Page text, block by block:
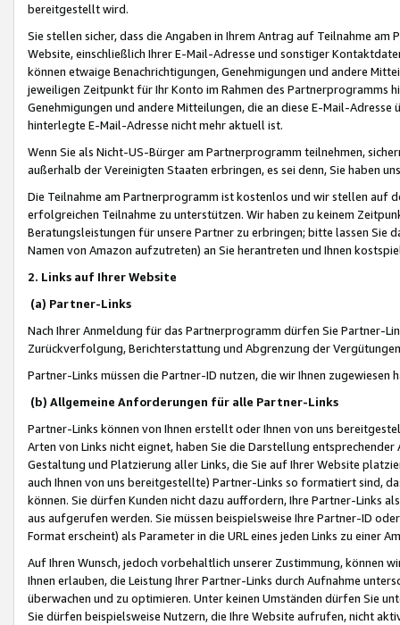
bereitgestellt wird.
Sie stellen sicher, dass die Angaben in Ihrem Antrag auf Teilnahme
Website, einschließlich Ihrer E-Mail-Adresse und sonstiger
können etwaige Benachrichtigungen, Genehmigungen und andere
jeweiligen Zeitpunkt für Ihr Konto im Rahmen des Partnerprogramms
Genehmigungen und andere Mitteilungen, die an diese E-Mail-
hinterlegte E-Mail-Adresse nicht mehr aktuell ist.
Wenn Sie als Nicht-US-Bürger am Partnerprogramm teilnehmen,
außerhalb der Vereinigten Staaten erbringen, es sei denn, Sie haben
Die Teilnahme am Partnerprogramm ist kostenlos und wir stellen auf
erfolgreichen Teilnahme zu unterstützen. Wir haben zu keinem
Beratungsleistungen für unsere Partner zu erbringen; bitte lassen Sie
Namen von Amazon aufzutreten) an Sie herantreten und Ihnen
2. Links auf Ihrer Website
(a) Partner-Links
Nach Ihrer Anmeldung für das Partnerprogramm dürfen Sie Partner-
Zurückverfolgung, Berichterstattung und Abgrenzung der
Partner-Links müssen die Partner-ID nutzen, die wir Ihnen zugewiesen
(b) Allgemeine Anforderungen für alle Partner-Links
Partner-Links können von Ihnen erstellt oder Ihnen von uns
Arten von Links nicht eignet, haben Sie die Darstellung
Gestaltung und Platzierung aller Links, die Sie auf Ihrer Website
auch Ihnen von uns bereitgestellte) Partner-Links so formatiert sind,
können. Sie dürfen Kunden nicht dazu auffordern, Ihre Partner-Links
aus aufgerufen werden. Sie müssen beispielsweise Ihre Partner-ID
Format erscheint) als Parameter in die URL eines jeden Links zu einer
Auf Ihren Wunsch, jedoch vorbehaltlich unserer Zustimmung, können
Ihnen erlauben, die Leistung Ihrer Partner-Links durch Aufnahme
überwachen und zu optimieren. Unter keinen Umständen dürfen Sie
Sie dürfen beispielsweise Nutzern, die Ihre Website aufrufen, nicht